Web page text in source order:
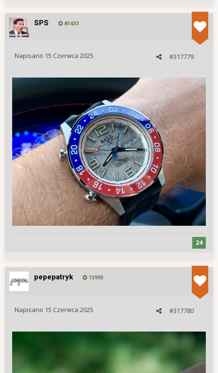
SPS 81433
#317779
Napisano 15 Czerwca 2025
24
pepepatryk 13993
#317780
Napisano 15 Czerwca 2025